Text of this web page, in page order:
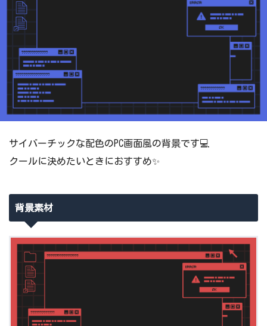
サイバーチックな配色のPC画面風の背景です💻
クールに決めたいときにおすすめ✨
背景素材